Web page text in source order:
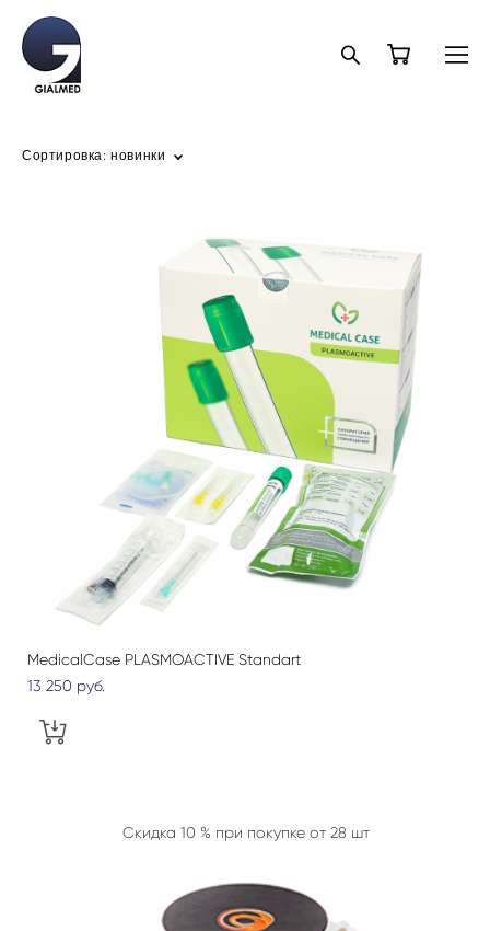
Сортировка: новинки
MedicalCase PLASMOACTIVE Standart
13 250 pуб.
Скидка 10 % при покупке от 28 шт